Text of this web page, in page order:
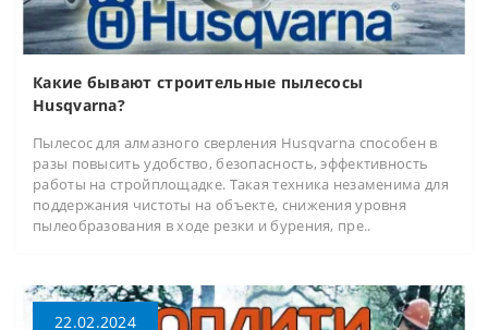
Какие бывают строительные пылесосы
Husqvarna?
Пылесос для алмазного сверления Husqvarna способен в
разы повысить удобство, безопасность, эффективность
работы на стройплощадке. Такая техника незаменима для
поддержания чистоты на объекте, снижения уровня
пылеобразования в ходе резки и бурения, пре..
22.02.2024